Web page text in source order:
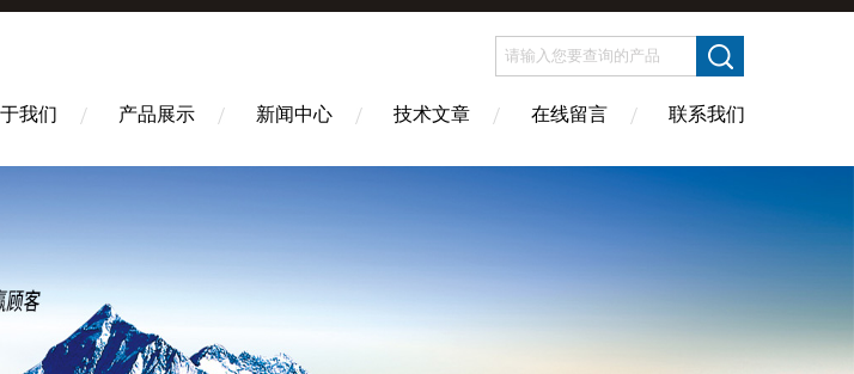
我们 产品展示 新闻中心 技术文章 在线留言 联系我们